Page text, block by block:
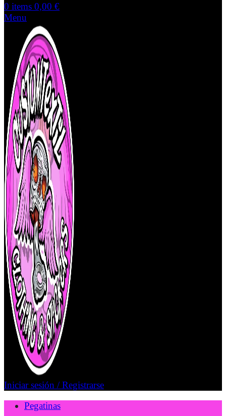
0 items 0,00 €
Menu
Iniciar sesión / Registrarse
Pegatinas